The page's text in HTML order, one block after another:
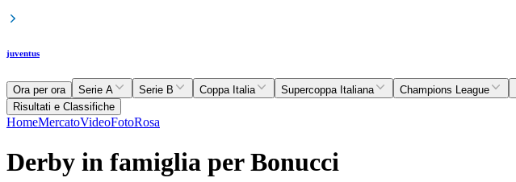
juventus
Ora per ora Serie A Serie B Coppa Italia Supercoppa Italiana Champions League
Risultati e Classifiche
HomeMercatoVideoFotoRosa
Derby in famiglia per Bonucci